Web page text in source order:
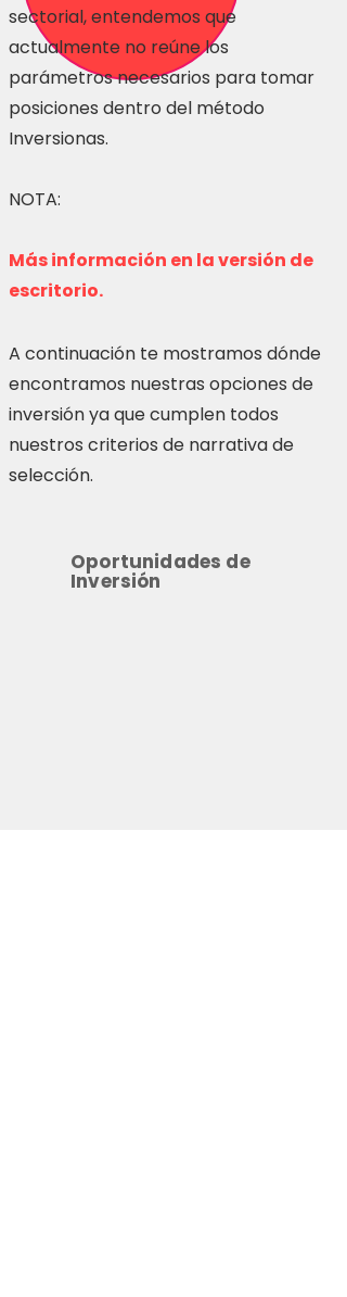
sectorial, entendemos que
actualmente no reúne los
parámetros necesarios para tomar
posiciones dentro del método
Inversionas.
NOTA:
Más información en la versión de
escritorio.
A continuación te mostramos dónde
encontramos nuestras opciones de
inversión ya que cumplen todos
nuestros criterios de narrativa de
selección.
Oportunidades de
Inversión